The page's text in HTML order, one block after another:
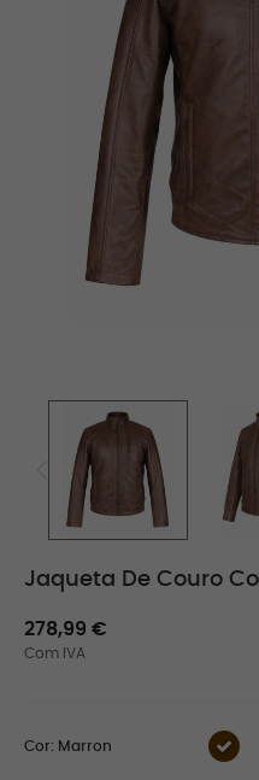
Jaqueta De Couro
278,99 €
Com IVA
Cor: Marron